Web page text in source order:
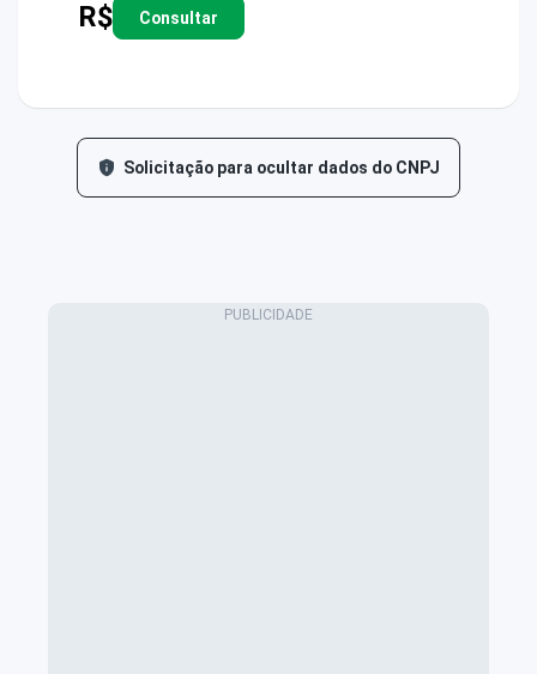
R$ Consultar
Solicitação para ocultar dados do CNPJ